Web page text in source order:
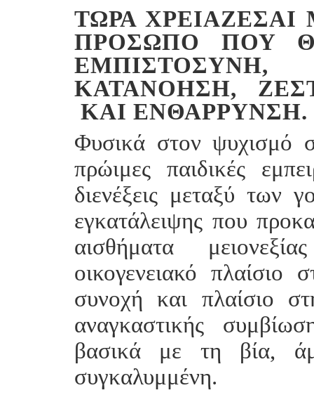
ΤΏΡΑ
ΠΡΌΣΩΠΟ ΠΟΥ
ΚΑΤΑΝΌΗΣΗ,
ΚΑΙ ΕΝΘΆΡΡΥΝΣΗ.
Φυσικά στον ψυχισμό
πρώιμες παιδικές
διενέξεις μεταξύ των
εγκατάλειψης που
αισθήματα
οικογενειακό πλαίσιο
συνοχή και πλαίσιο
αναγκαστικής
βασικά με τη βία,
συγκαλυμμένη.